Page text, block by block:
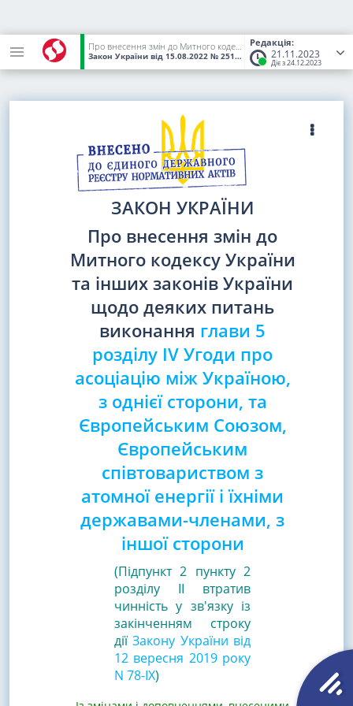
Редакція:
21.11.2023
Діє з 24.12.2023
Про внесення змін до Митного кодексу України та інших законів України щодо деяких питань виконання глави 5 розділу IV Угоди про асоціацію між Україною, з однієї сторони, та Європейським Союзом, Європейським співтовариством з атомної енергії і їхніми державами-членами, з іншої сторони
Закон України від 15.08.2022 № 2510-IX (Статус:Чинний)
ЗАКОН УКРАЇНИ
Про внесення змін до
Митного кодексу України
та інших законів України
щодо деяких питань
виконання глави 5
розділу IV Угоди про
асоціацію між Україною,
з однієї сторони, та
Європейським Союзом,
Європейським
співтовариством з
атомної енергії і їхніми
державами-членами, з
іншої сторони
(Підпункт 2 пункту 2
розділу ІІ втратив
чинність у зв'язку із
закінченням строку
дії Закону України від
12 вересня 2019 року
N 78-IX)